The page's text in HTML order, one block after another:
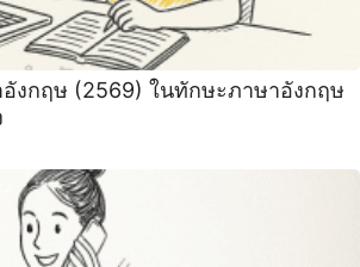
งกฤษ (2569) ในทักษะภาษาอังกฤษ